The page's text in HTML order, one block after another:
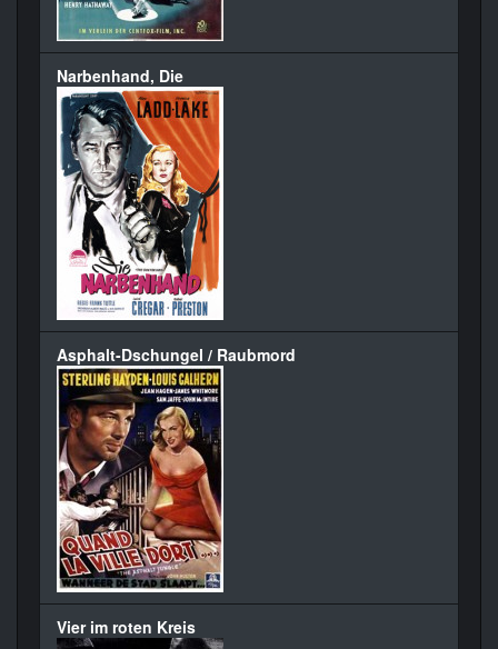
Narbenhand, Die
Asphalt-Dschungel / Raubmord
Vier im roten Kreis